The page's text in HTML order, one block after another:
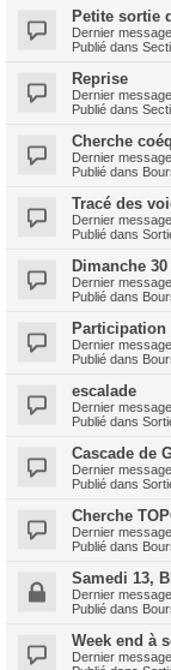
Petite sortie
Dernier
Publié dans
Reprise
Dernier
Publié dans
Cherche
Dernier
Publié dans
Tracé des
Dernier
Publié dans
Dimanche
Dernier
Publié dans
Participation
Dernier
Publié dans
escalade
Dernier
Publié dans
Cascade de
Dernier
Publié dans
Cherche
Dernier
Publié dans
Samedi 13,
Dernier
Publié dans
Week end à
Dernier